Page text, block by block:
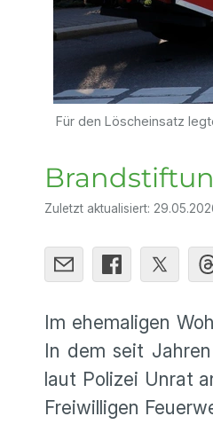
Für den Löscheinsatz
Zuletzt aktualisiert:
Im ehemaligen
In dem seit
laut Polizei Unrat
Freiwilligen